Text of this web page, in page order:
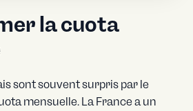
la cuota
sont souvent surpris par le
mensuelle. La France a un